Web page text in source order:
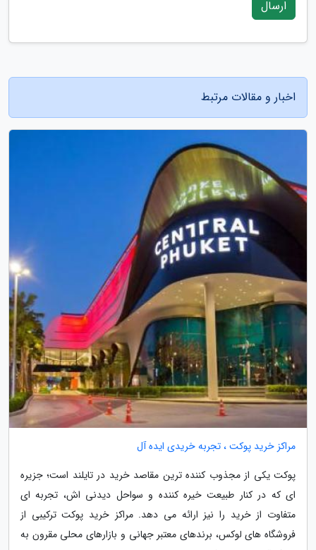
ارسال
اخبار و مقالات مرتبط
مراکز خرید پوکت ، تجربه خریدی ایده آل
پوکت یکی از مجذوب کننده ترین مقاصد خرید در تایلند است؛ جزیره
ای که در کنار طبیعت خیره کننده و سواحل دیدنی اش، تجربه ای
متفاوت از خرید را نیز ارائه می دهد. مراکز خرید پوکت ترکیبی از
فروشگاه های لوکس، برندهای معتبر جهانی و بازارهای محلی مقرون به